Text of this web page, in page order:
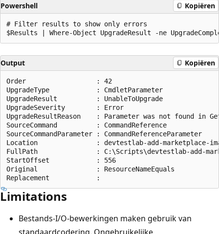
Powershell Kopiëren
# Filter results to show only errors
Output Kopiëren
Order                  : 42
UpgradeType            : CmdletParameter
UpgradeResult          : UnableToUpgrade
UpgradeSeverity        : Error
UpgradeResultReason    : Parameter was not found in
SourceCommand          : CommandReference
SourceCommandParameter : CommandReferenceParameter
Location               : devtestlab-add-marketplace-
FullPath               : C:\Scripts\devtestlab-add-
StartOffset            : 556
Original               : ResourceNameEquals
Limitations
Bestands-I/O-bewerkingen maken gebruik van
standaardcodering. Ongebruikelijke